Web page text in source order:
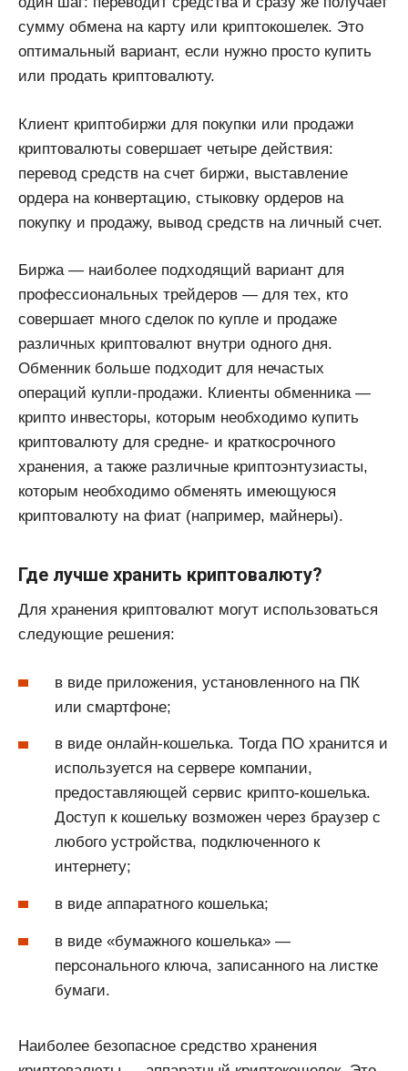
сумму обмена на карту или криптокошелек. Это
оптимальный вариант, если нужно просто купить
или продать криптовалюту.
Клиент криптобиржи для покупки или продажи
криптовалюты совершает четыре действия:
перевод средств на счет биржи, выставление
ордера на конвертацию, стыковку ордеров на
покупку и продажу, вывод средств на личный счет.
Биржа — наиболее подходящий вариант для
профессиональных трейдеров — для тех, кто
совершает много сделок по купле и продаже
различных криптовалют внутри одного дня.
Обменник больше подходит для нечастых
операций купли-продажи. Клиенты обменника —
крипто инвесторы, которым необходимо купить
криптовалюту для средне- и краткосрочного
хранения, а также различные криптоэнтузиасты,
которым необходимо обменять имеющуюся
криптовалюту на фиат (например, майнеры).
Где лучше хранить криптовалюту?
Для хранения криптовалют могут использоваться
следующие решения:
в виде приложения, установленного на ПК
или смартфоне;
в виде онлайн-кошелька. Тогда ПО хранится и
используется на сервере компании,
предоставляющей сервис крипто-кошелька.
Доступ к кошельку возможен через браузер с
любого устройства, подключенного к
интернету;
в виде аппаратного кошелька;
в виде «бумажного кошелька» —
персонального ключа, записанного на листке
бумаги.
Наиболее безопасное средство хранения